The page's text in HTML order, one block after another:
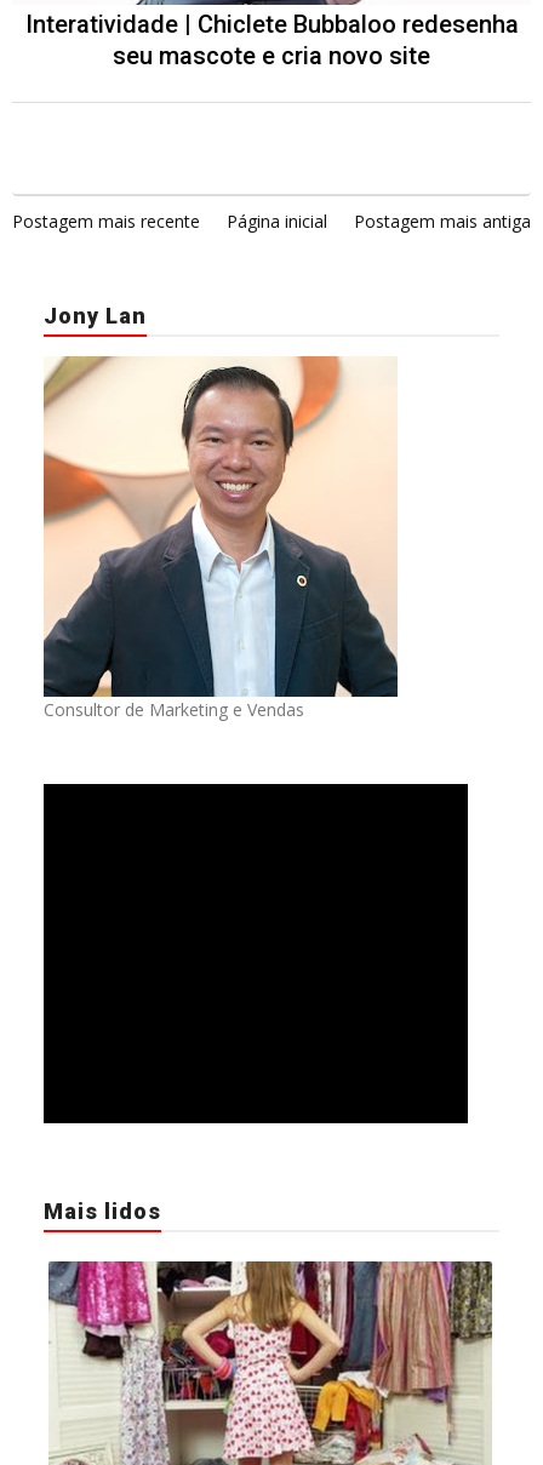
Interatividade | Chiclete Bubbaloo redesenha
seu mascote e cria novo site
Postagem mais recente Página inicial Postagem mais antiga
Jony Lan
Consultor de Marketing e Vendas
Mais lidos